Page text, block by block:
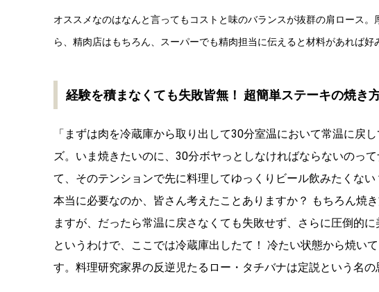
オススメなのはなんと言ってもコストと味のバランスが抜群の肩ロース
ら、精肉店はもちろん、スーパーでも精肉担当に伝えると材料があれば好
経験を積まなくても失敗皆無！ 超簡単ステーキの焼き
「まずは肉を冷蔵庫から取り出して30分室温において常温に戻
ズ。いま焼きたいのに、30分ボヤっとしなければならないのっ
て、そのテンションで先に料理してゆっくりビール飲みたくな
本当に必要なのか、皆さん考えたことありますか？ もちろん焼
ますが、だったら常温に戻さなくても失敗せず、さらに圧倒的
というわけで、ここでは冷蔵庫出したて！ 冷たい状態から焼い
す。料理研究家界の反逆児たるロー・タチバナは定説という名の